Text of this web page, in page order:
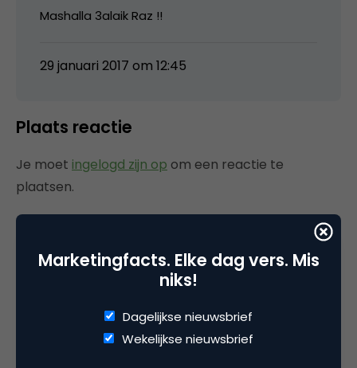
Mashalla 3alaik Raz !!
29 januari 2017 om 12:45
Plaats reactie
Je moet ingelogd zijn op om een reactie te
plaatsen.
Gerelateerde artikelen
Marketingfacts Zomercheck –
Vita Kovalenko
Marketingfacts. Elke dag vers. Mis
niks!
Dagelijkse nieuwsbrief
Wekelijkse nieuwsbrief